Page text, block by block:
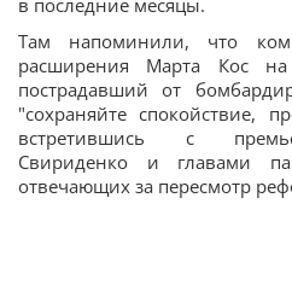
в последние месяцы.
Там напоминили, что
расширения Марта Кос
пострадавший от
"сохраняйте спокойствие,
встретившись с
Свириденко и главами
отвечающих за пересмотр